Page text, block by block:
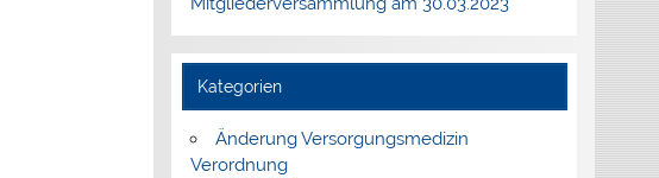
Kategorien
Änderung Versorgungsmedizin
Verordnung